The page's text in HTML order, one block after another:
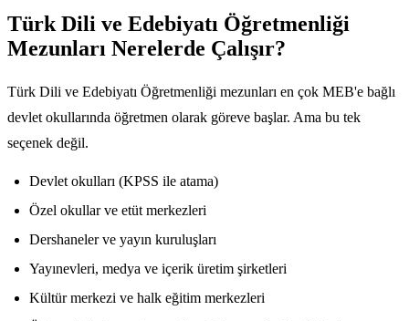
Türk Dili ve Edebiyatı Öğretmenliği
Mezunları Nerelerde Çalışır?
Türk Dili ve Edebiyatı Öğretmenliği mezunları en çok MEB'e bağlı
devlet okullarında öğretmen olarak göreve başlar. Ama bu tek
seçenek değil.
Devlet okulları (KPSS ile atama)
Özel okullar ve etüt merkezleri
Dershaneler ve yayın kuruluşları
Yayınevleri, medya ve içerik üretim şirketleri
Kültür merkezi ve halk eğitim merkezleri